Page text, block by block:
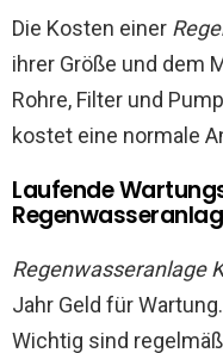
Die Kosten einer
ihrer Größe und dem
Rohre, Filter und
kostet eine normale
Laufende
Regenwasseranlage
Jahr Geld für
Wichtig sind